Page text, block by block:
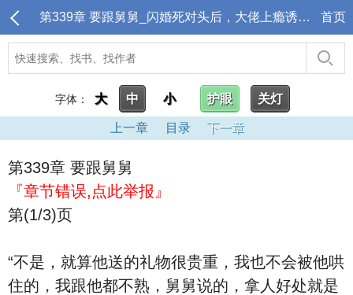
第339章 要跟舅舅_闪婚死对头后，大佬上瘾诱哄生崽 首页
字体： 大 中 小 护眼 关灯
上一章 目录 下一章
第339章 要跟舅舅
『章节错误,点此举报』
第(1/3)页
“不是，就算他送的礼物很贵重，我也不会被他哄
住的，我跟他都不熟，舅舅说的，拿人好处就是